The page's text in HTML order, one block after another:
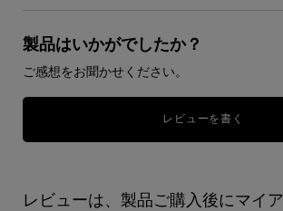
製品はいかがでしたか？
ご感想をお聞かせください。
レビューを書く
レビューは、製品ご購入後にマイ